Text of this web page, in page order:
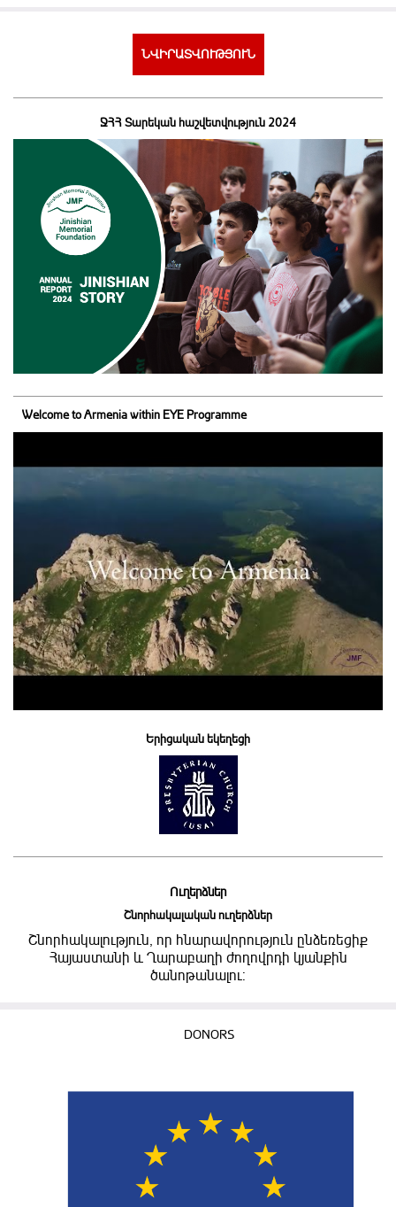
ՆՎԻՐԱՏՎՈՒԹՅՈՒՆ
ՋՀՀ Տարեկան հաշվետվություն 2024
Welcome to Armenia within EYE Programme
Երիցական եկեղեցի
Ուղերձներ
Շնորհակալական ուղերձներ
Շնորհակալություն, որ հնարավորություն ընձեռեցիք
Հայաստանի և Ղարաբաղի ժողովրդի կյանքին
ծանոթանալու:
DONORS